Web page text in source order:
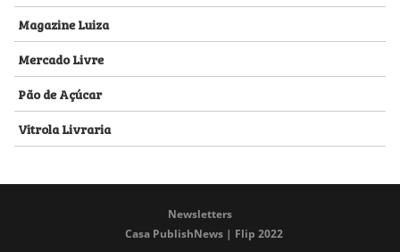
Magazine Luiza
Mercado Livre
Pão de Açúcar
Vitrola Livraria
Newsletters
Casa PublishNews | Flip 2022